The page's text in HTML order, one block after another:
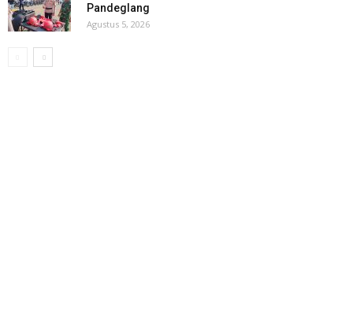
Pandeglang
Agustus 5, 2026